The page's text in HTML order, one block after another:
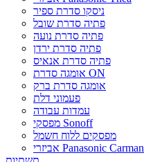
ניסקו סדרת ספיר
פתיה סדרת שובל
פתיה סדרת נועה
פתיה סדרת ירדן
פתיה סדרת אנאיס
אומגה סדרת ON
אומגה סדרת ברק
פעמוני דלת
עמדות עבודה
מפסקי Sonoff
מפסקים ללוח חשמל
אביזרי Panasonic Carman